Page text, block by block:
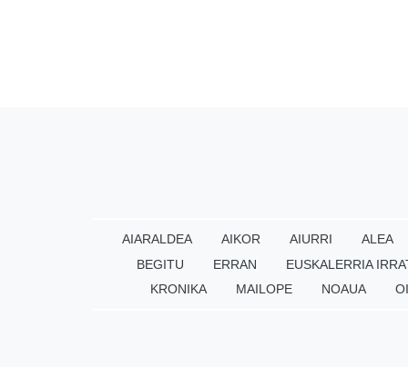
AIARALDEA AIKOR AIURRI
ALEA
BEGITU
ERRAN
EUSKALERRIA
KRONIKA
MAILOPE NOAUA